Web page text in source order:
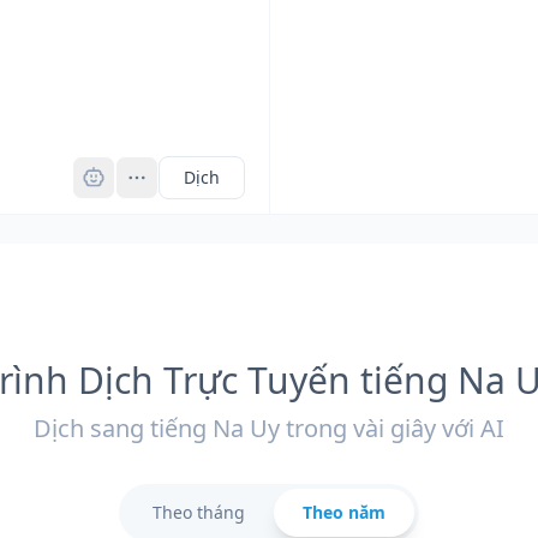
Dịch
Dịch Trực Tuyến tiếng Na
Dịch sang tiếng Na Uy trong vài giây với AI
Theo tháng Theo năm